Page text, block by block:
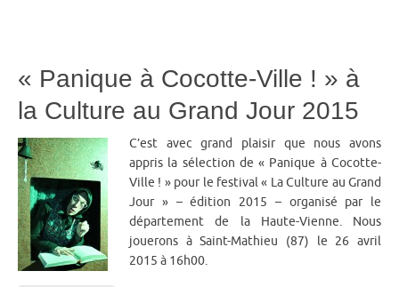
« Panique à Cocotte-Ville ! » à
la Culture au Grand Jour 2015
C’est avec grand plaisir que nous avons
appris la sélection de « Panique à Cocotte-
Ville ! » pour le festival « La Culture au Grand
Jour » – édition 2015 – organisé par le
département de la Haute-Vienne. Nous
jouerons à Saint-Mathieu (87) le 26 avril
2015 à 16h00.